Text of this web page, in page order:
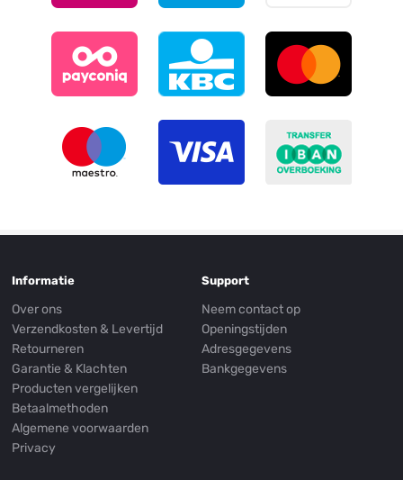
Informatie
Over ons
Verzendkosten & Levertijd
Retourneren
Garantie & Klachten
Producten vergelijken
Betaalmethoden
Algemene voorwaarden
Privacy
Support
Neem contact op
Openingstijden
Adresgegevens
Bankgegevens